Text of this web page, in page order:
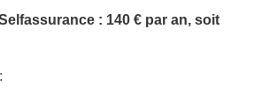
: 140 € par an, soit